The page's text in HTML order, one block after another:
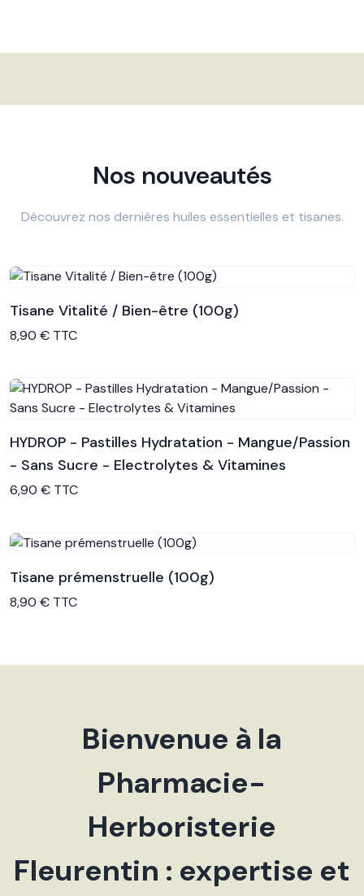
Nos nouveautés
Découvrez nos dernières huiles essentielles et tisanes.
Voir le produit
Tisane Vitalité / Bien-être (100g)
8,90 € TTC
Voir le produit
HYDROP - Pastilles Hydratation - Mangue/Passion
- Sans Sucre - Electrolytes & Vitamines
6,90 € TTC
Voir le produit
Tisane prémenstruelle (100g)
8,90 € TTC
Bienvenue à la
Pharmacie-
Herboristerie
Fleurentin : expertise et